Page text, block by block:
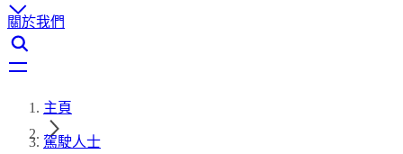
關於我們
主頁
駕駛人士